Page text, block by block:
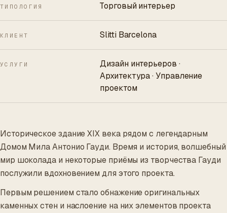
ТИПОЛОГИЯ Торговый интерьер
КЛИЕНТ Slitti Barcelona
УСЛУГИ
Дизайн интерьеров ·
Архитектура · Управление
проектом
Историческое здание XIX века рядом с легендарным
Домом Мила Антонио Гауди. Время и история, волшебный
мир шоколада и некоторые приёмы из творчества Гауди
послужили вдохновением для этого проекта.
Первым решением стало обнажение оригинальных
каменных стен и наслоение на них элементов проекта